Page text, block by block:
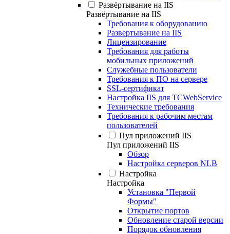
Развёртывание на IIS
Развёртывание на IIS
Требования к оборудованию
Развертывание на IIS
Лицензирование
Требования для работы
мобильных приложений
Служебные пользователи
Требования к ПО на сервере
SSL-сертификат
Настройка IIS для TCWebService
Технические требования
Требования к рабочим местам
пользователей
Пул приложений IIS
Пул приложений IIS
Обзор
Настройка серверов NLB
Настройка
Настройка
Установка "Первой
Формы"
Открытие портов
Обновление старой версии
Порядок обновления